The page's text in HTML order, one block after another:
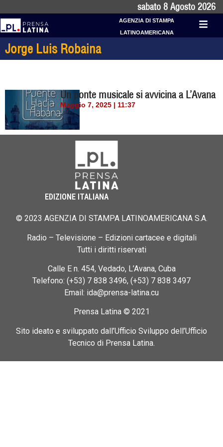
sabato 8 Agosto 2026
AGENZIA DI STAMPA
LATINOAMERICANA
Jorge Luis Robaina
Un ponte musicale si avvicina a L’Avana
Maggio 7, 2025 | 11:37
EDIZIONE ITALIANA
© 2023 AGENZIA DI STAMPA LATINOAMERICANA S.A.
Radio – Televisione – Edizioni cartacee e digitali
Tutti i diritti riservati
Calle E n. 454, Vedado, L’Avana, Cuba
Telefono: (+53) 7 838 3496, (+53) 7 838 3497
Email: ida@prensa-latina.cu
Prensa Latina © 2021
Sito ideato e sviluppato dall’Ufficio Sviluppo dell’Ufficio
Tecnico di Prensa Latina.